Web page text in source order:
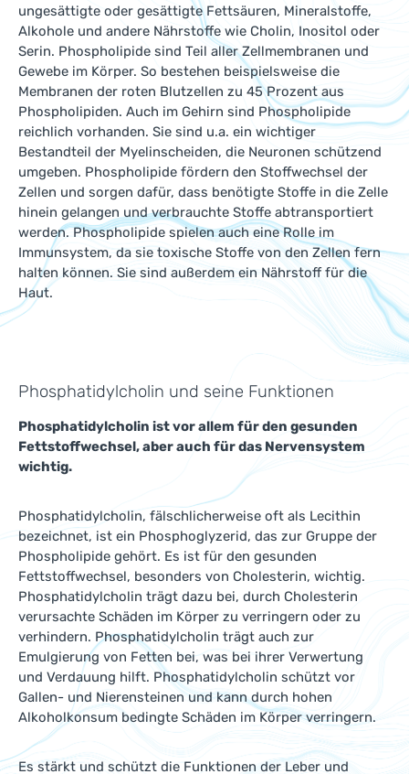
ungesättigte oder gesättigte Fettsäuren, Mineralstoffe,
Alkohole und andere Nährstoffe wie Cholin, Inositol oder
Serin. Phospholipide sind Teil aller Zellmembranen und
Gewebe im Körper. So bestehen beispielsweise die
Membranen der roten Blutzellen zu 45 Prozent aus
Phospholipiden. Auch im Gehirn sind Phospholipide
reichlich vorhanden. Sie sind u.a. ein wichtiger
Bestandteil der Myelinscheiden, die Neuronen schützend
umgeben. Phospholipide fördern den Stoffwechsel der
Zellen und sorgen dafür, dass benötigte Stoffe in die Zelle
hinein gelangen und verbrauchte Stoffe abtransportiert
werden. Phospholipide spielen auch eine Rolle im
Immunsystem, da sie toxische Stoffe von den Zellen fern
halten können. Sie sind außerdem ein Nährstoff für die
Haut.
Phosphatidylcholin und seine Funktionen
Phosphatidylcholin ist vor allem für den gesunden
Fettstoffwechsel, aber auch für das Nervensystem
wichtig.
Phosphatidylcholin, fälschlicherweise oft als Lecithin
bezeichnet, ist ein Phosphoglyzerid, das zur Gruppe der
Phospholipide gehört. Es ist für den gesunden
Fettstoffwechsel, besonders von Cholesterin, wichtig.
Phosphatidylcholin trägt dazu bei, durch Cholesterin
verursachte Schäden im Körper zu verringern oder zu
verhindern. Phosphatidylcholin trägt auch zur
Emulgierung von Fetten bei, was bei ihrer Verwertung
und Verdauung hilft. Phosphatidylcholin schützt vor
Gallen- und Nierensteinen und kann durch hohen
Alkoholkonsum bedingte Schäden im Körper verringern.
Es stärkt und schützt die Funktionen der Leber und